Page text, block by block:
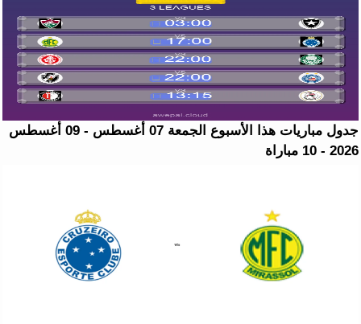
جدول مباريات هذا الأسبوع الجمعة 07 أغسطس - 09 أغسطس
2026 - 10 مباراة